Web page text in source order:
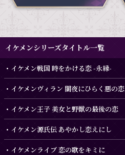
イケメンシリーズタイトル一覧
イケメン戦国 時をかける恋 -永縁-
イケメンヴィラン 闇夜にひらく悪の恋
イケメン王子 美女と野獣の最後の恋
イケメン源氏伝 あやかし恋えにし
イケメンライブ 恋の歌をキミに